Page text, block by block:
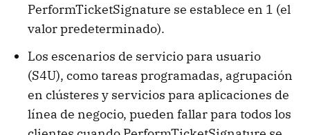
PerformTicketSignature se establece en 1 (el
valor predeterminado).
Los escenarios de servicio para usuario
(S4U), como tareas programadas, agrupación
en clústeres y servicios para aplicaciones de
línea de negocio, pueden fallar para todos los